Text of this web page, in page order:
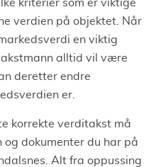
kriterier som er viktige
verdien på objektet. Når
en viktig
alltid vil være
deretter endre
er.
korrekte verditakst må
dokumenter du har på
Alt fra oppussing